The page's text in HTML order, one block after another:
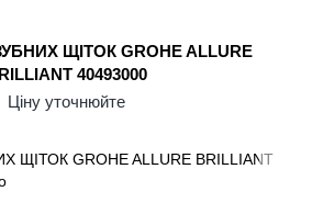
ЩІТОК GROHE ALLURE
40493000
Ціну уточнюйте